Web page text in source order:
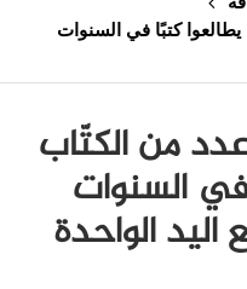
كتبًا في السنوات
من الكتّاب
في السنوات
اليد الواحدة